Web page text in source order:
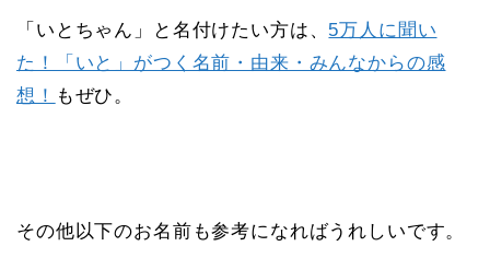
「いとちゃん」と名付けたい方は、 5万人に聞い
た！「いと」がつく名前・由来・みんなからの感
想！ もぜひ。
その他以下のお名前も参考になればうれしいです。